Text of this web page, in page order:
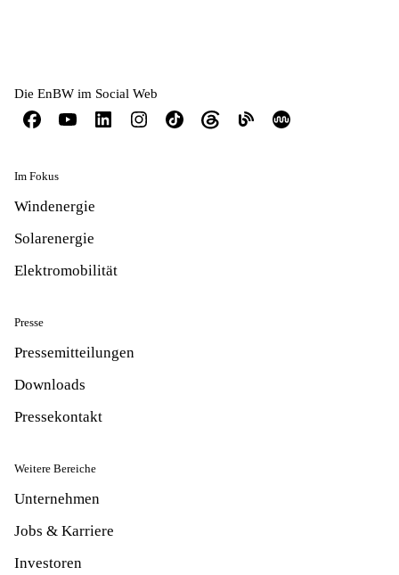
Die EnBW im Social Web
Im Fokus
Windenergie
Solarenergie
Elektromobilität
Presse
Pressemitteilungen
Downloads
Pressekontakt
Weitere Bereiche
Unternehmen
Jobs & Karriere
Investoren